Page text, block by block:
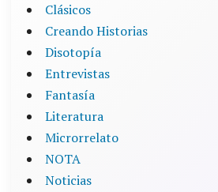
Clásicos
Creando Historias
Disotopía
Entrevistas
Fantasía
Literatura
Microrrelato
NOTA
Noticias